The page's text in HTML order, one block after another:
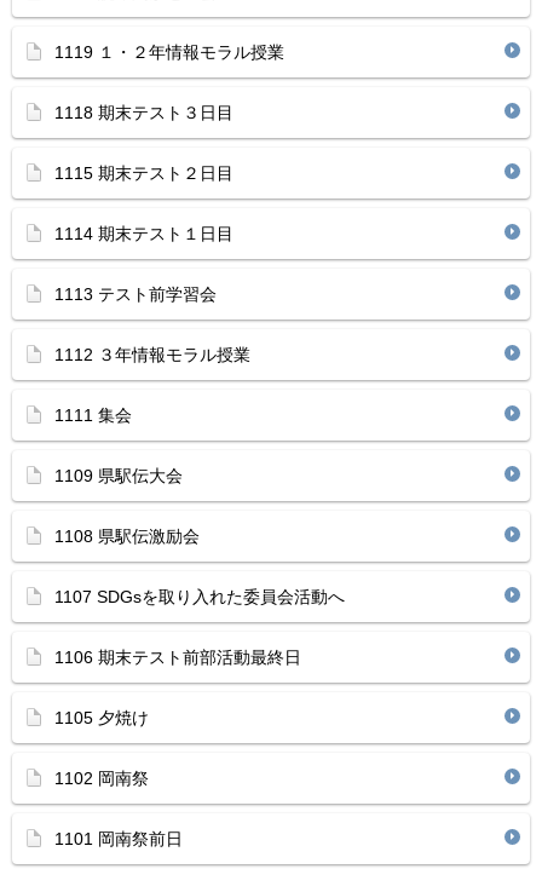
1119 １・２年情報モラル授業
1118 期末テスト３日目
1115 期末テスト２日目
1114 期末テスト１日目
1113 テスト前学習会
1112 ３年情報モラル授業
1111 集会
1109 県駅伝大会
1108 県駅伝激励会
1107 SDGsを取り入れた委員会活動へ
1106 期末テスト前部活動最終日
1105 夕焼け
1102 岡南祭
1101 岡南祭前日